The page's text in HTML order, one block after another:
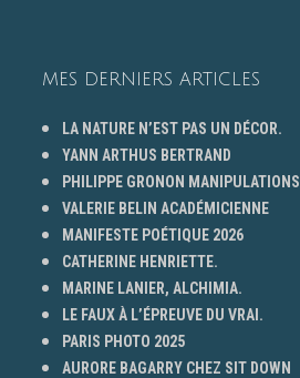
MES DERNIERS ARTICLES
LA NATURE N’EST PAS UN DÉCOR.
YANN ARTHUS BERTRAND
PHILIPPE GRONON MANIPULATIONS
VALERIE BELIN ACADÉMICIENNE
MANIFESTE POÉTIQUE 2026
CATHERINE HENRIETTE.
MARINE LANIER, ALCHIMIA.
LE FAUX À L’ÉPREUVE DU VRAI.
PARIS PHOTO 2025
AURORE BAGARRY CHEZ SIT DOWN